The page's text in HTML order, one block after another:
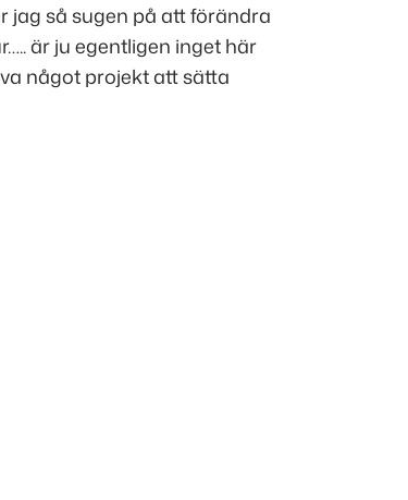
jag så sugen på att förändra
är ju egentligen inget här
något projekt att sätta